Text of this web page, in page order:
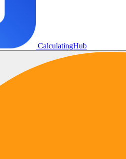
CalculatingHub